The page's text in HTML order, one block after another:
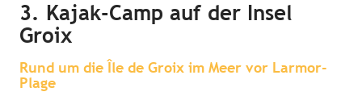
3. Kajak-Camp auf der Insel
Groix
Rund um die Île de Groix im Meer vor Larmor-
Plage